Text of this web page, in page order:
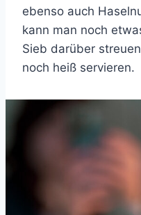
ebenso auch
kann man noch
Sieb darüber
noch heiß servieren.